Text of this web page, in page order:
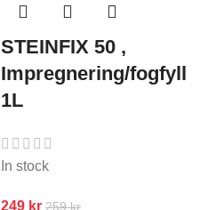
STEINFIX 50 ,
Impregnering/fogfyll
1L
In stock
249 kr 259kr